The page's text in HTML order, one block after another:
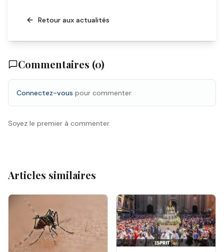
Retour aux actualités
Commentaires (0)
Connectez-vous pour commenter.
Soyez le premier à commenter.
Articles similaires